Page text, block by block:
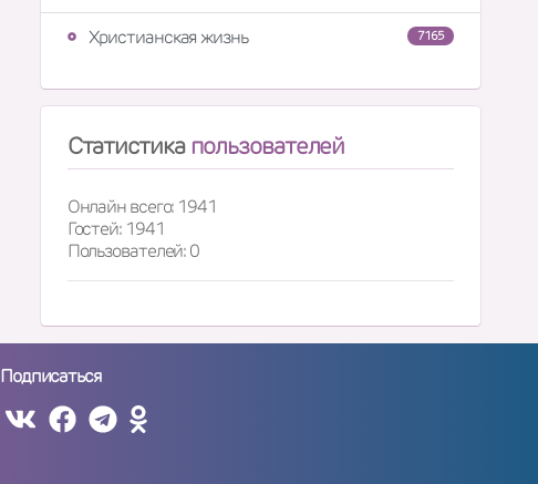
7165
Христианская жизнь
Статистика пользователей
Онлайн всего: 1941
Гостей: 1941
Пользователей: 0
Подписаться